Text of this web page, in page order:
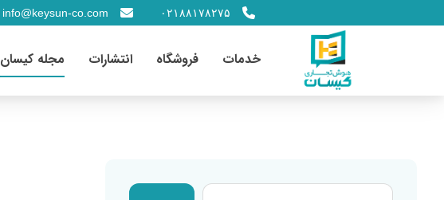
۰۲۱۸۸۱۷۸۲۷۵ info@keysun-co.com
خدمات فروشگاه انتشارات مجله کیسان